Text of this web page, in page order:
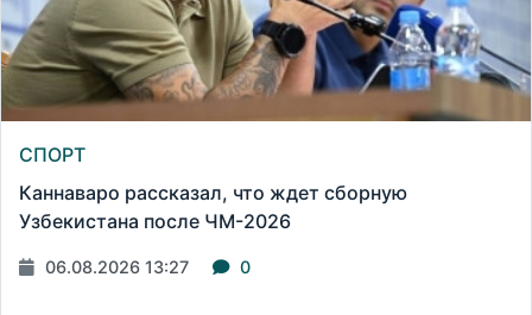
СПОРТ
Каннаваро рассказал, что ждет сборную
Узбекистана после ЧМ-2026
06.08.2026 13:27 0